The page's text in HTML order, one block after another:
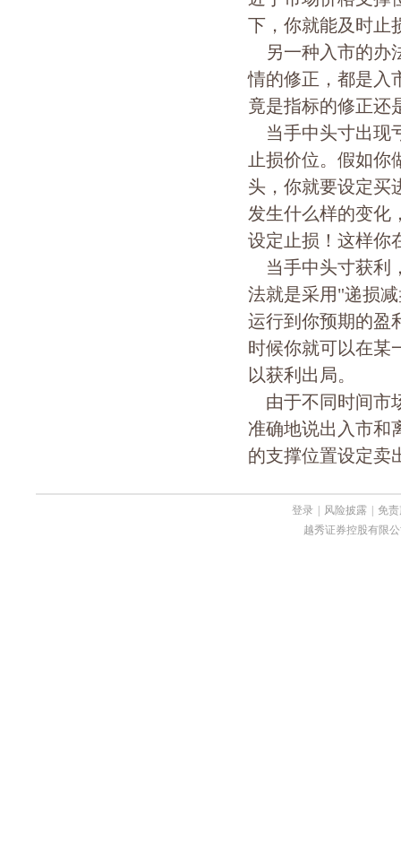
下，你就能及时止
另一种入市的办
情的修正，都是入
竟是指标的修正还
当手中头寸出现
止损价位。假如你
头，你就要设定买
发生什么样的变化
设定止损！这样你
当手中头寸获利
法就是采用"递损
运行到你预期的盈
时候你就可以在某
以获利出局。
由于不同时间市
准确地说出入市和
的支撑位置设定卖
登录 风险披露
免
越秀证券控股有限公